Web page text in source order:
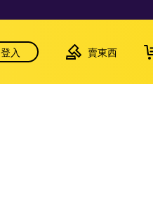
登入 賣東西